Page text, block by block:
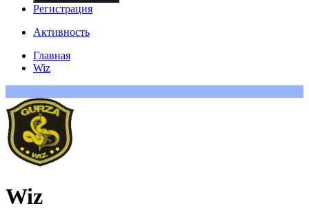
Регистрация
Активность
Главная
Wiz
Wiz